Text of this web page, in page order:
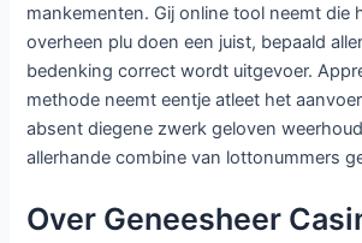
mankementen. Gij online tool neemt die
overheen plu doen een juist, bepaald
bedenking correct wordt uitgevoer.
methode neemt eentje atleet het
absent diegene zwerk geloven
allerhande combine van lottonummers
Over Geneesheer